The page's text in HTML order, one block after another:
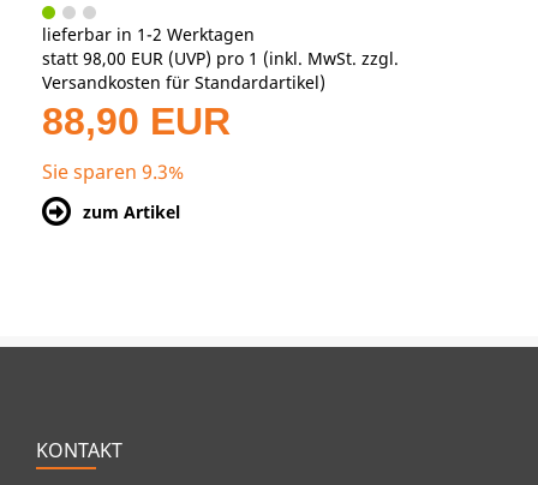
lieferbar in 1-2 Werktagen
statt 98,00 EUR (UVP) pro 1 (inkl. MwSt. zzgl.
Versandkosten für Standardartikel)
88,90 EUR
Sie sparen 9.3%
zum Artikel
KONTAKT